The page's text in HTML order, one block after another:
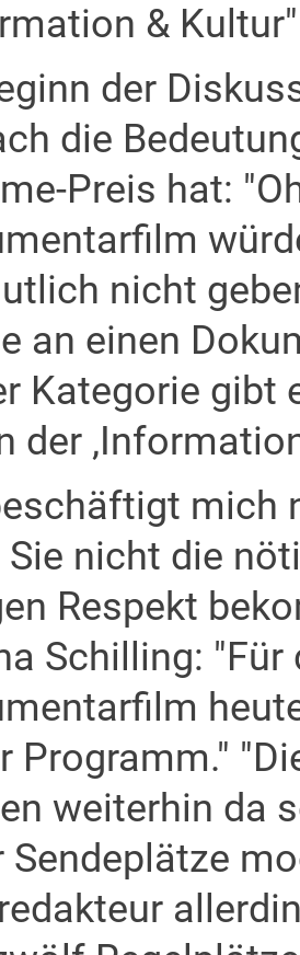
&
der
die
Preis hat:
nicht
an einen
Kategorie gibt
der
mich
nicht die
Respekt
Schilling:
Programm."
weiterhin da
Sendeplätze